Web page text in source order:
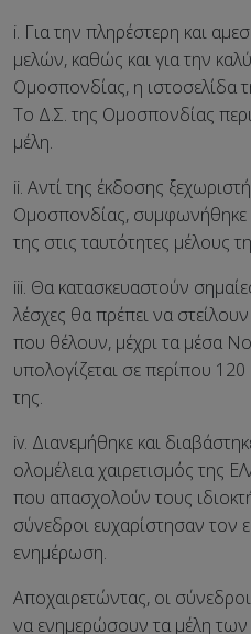
i. Για την πληρέστερη και
μελών, καθώς και για την
Ομοσπονδίας, η ιστοσελίδα
Το Δ.Σ. της Ομοσπονδίας
μέλη.
ii. Αντί της έκδοσης
Ομοσπονδίας, συμφωνήθηκε
της στις ταυτότητες μέλους
iii. Θα κατασκευαστούν
λέσχες θα πρέπει να
που θέλουν, μέχρι τα μέσα
υπολογίζεται σε περίπου
της.
iv. Διανεμήθηκε και
ολομέλεια χαιρετισμός της
που απασχολούν τους
σύνεδροι ευχαρίστησαν τον
ενημέρωση.
Αποχαιρετώντας, οι
να ενημερώσουν τα μέλη των